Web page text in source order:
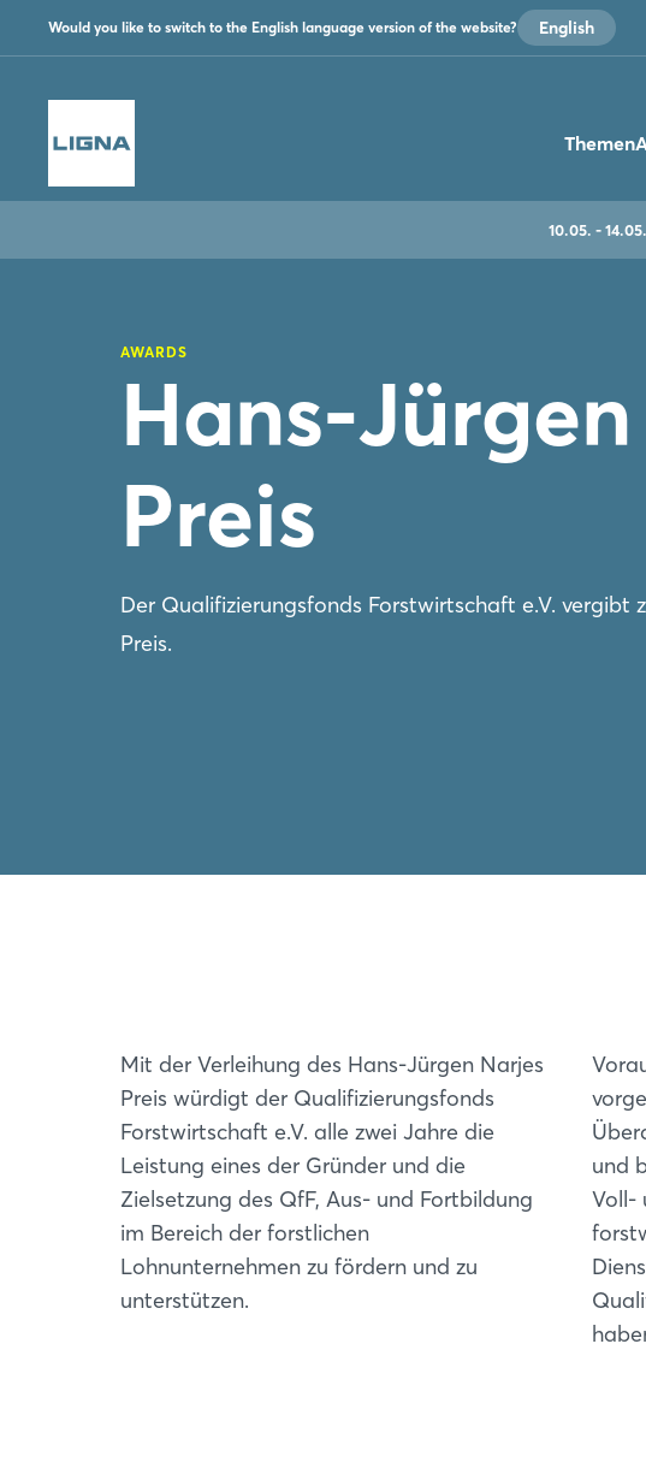
Would you like to switch to the English language version of the website? English
Themen
10.05. -
AWARDS
Hans-
Preis
Der Qualifizierungsfonds Forstwirtschaft e.V. vergibt
Preis.
Mit der Verleihung des Hans-Jürgen Narjes
Preis würdigt der Qualifizierungsfonds
Forstwirtschaft e.V. alle zwei Jahre die
Leistung eines der Gründer und die
Zielsetzung des QfF, Aus- und Fortbildung
im Bereich der forstlichen
Lohnunternehmen zu fördern und zu
unterstützen.
und
Voll-